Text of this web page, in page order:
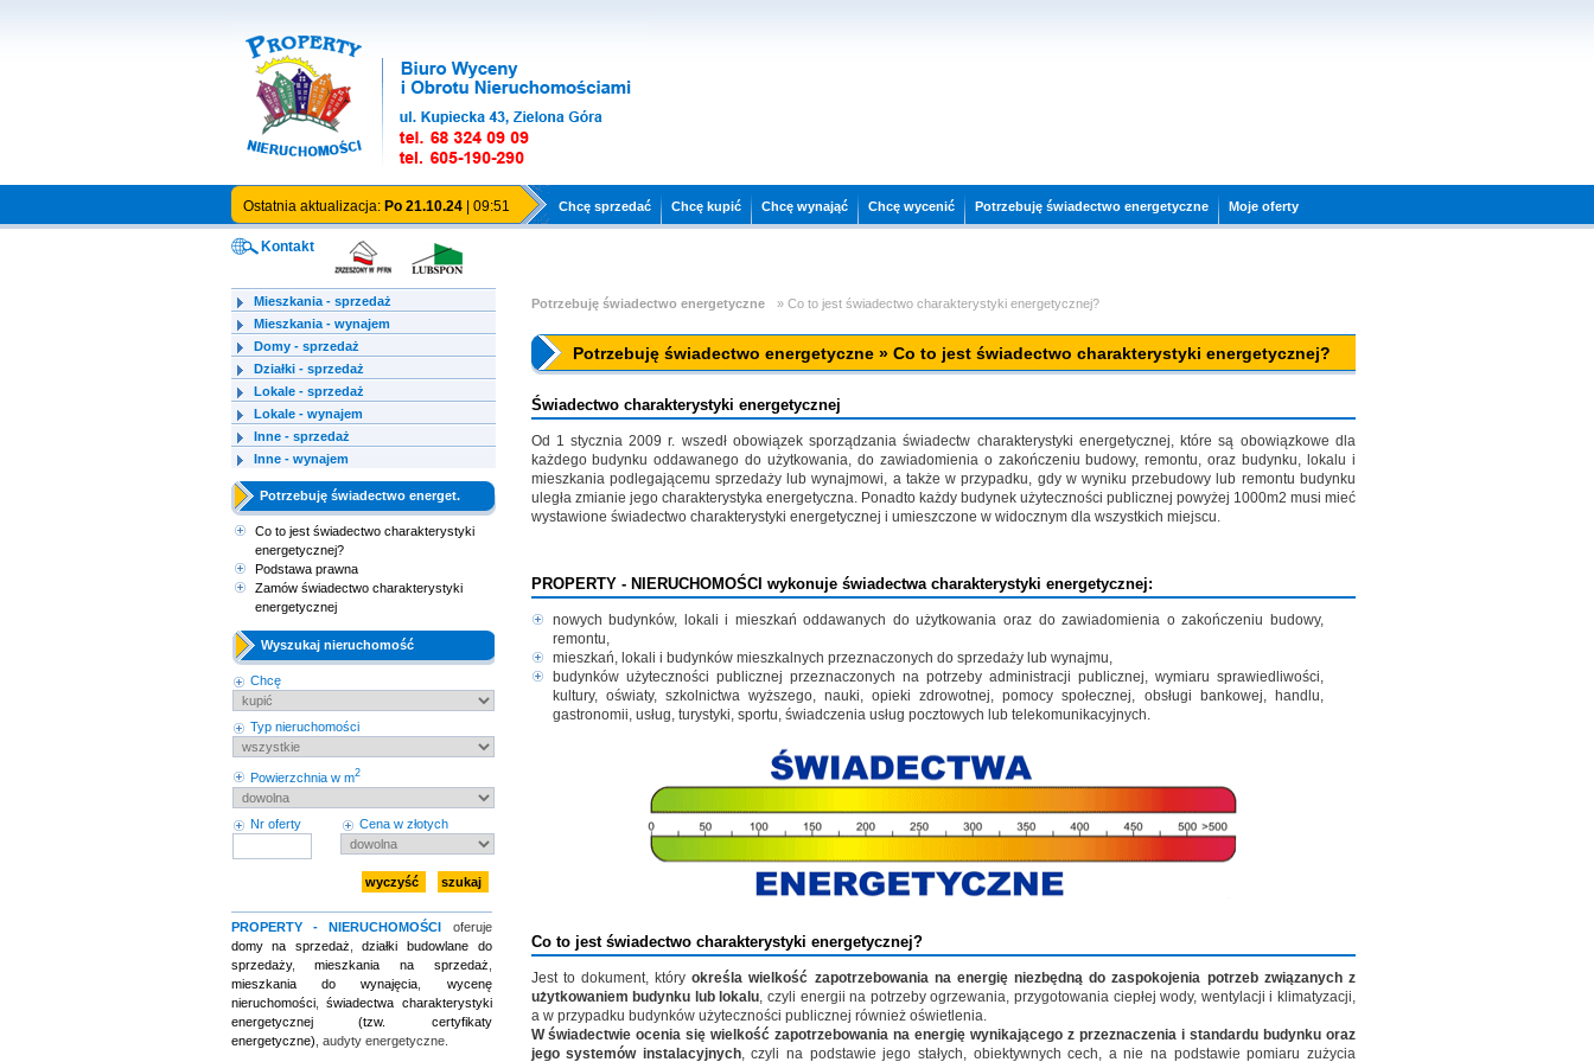
Kontakt
Mieszkania - sprzedaż
Mieszkania - wynajem
Domy - sprzedaż
Działki - sprzedaż
Lokale - sprzedaż
Lokale - wynajem
Inne - sprzedaż
Inne - wynajem
Potrzebuję świadectwo energet.
Co to jest świadectwo charakterystyki
energetycznej?
Podstawa prawna
Zamów świadectwo charakterystyki
energetycznej
Wyszukaj nieruchomość
Chcę
Typ nieruchomości
Powierzchnia w m2
Nr oferty Cena w złotych
PROPERTY - NIERUCHOMOŚCI oferuje
domy na sprzedaż ,działki budowlane do
sprzedaży,mieszkania na sprzedaż
mieszkania do wynajęcia
wycenę
nieruchomości, świadectwa charakterystyki
energetycznej (tzw. certyfikaty
energetyczne) , audyty energetyczne.
Potrzebuję świadectwo energetyczne » Co to jest świadectwo charakterystyki energetycznej?
Potrzebuję świadectwo energetyczne » Co to jest świadectwo charakterystyki energetycznej?
Świadectwo charakterystyki energetycznej
Od 1 stycznia 2009 r. wszedł obowiązek sporządzania świadectw charakterystyki energetycznej, które są obowiązkowe dla
każdego budynku oddawanego do użytkowania, do zawiadomienia o zakończeniu budowy, remontu, oraz budynku, lokalu i
mieszkania podlegającemu sprzedaży lub wynajmowi, a także w przypadku, gdy w wyniku przebudowy lub remontu budynku
uległa zmianie jego charakterystyka energetyczna. Ponadto każdy budynek użyteczności publicznej powyżej 1000m2 musi mieć
wystawione świadectwo charakterystyki energetycznej i umieszczone w widocznym dla wszystkich miejscu.
PROPERTY - NIERUCHOMOŚCI wykonuje świadectwa charakterystyki energetycznej:
nowych budynków, lokali i mieszkań oddawanych do użytkowania oraz do zawiadomienia o zakończeniu budowy,
remontu,
mieszkań, lokali i budynków mieszkalnych przeznaczonych do sprzedaży lub wynajmu,
budynków użyteczności publicznej przeznaczonych na potrzeby administracji publicznej, wymiaru sprawiedliwości,
kultury, oświaty, szkolnictwa wyższego, nauki, opieki zdrowotnej, pomocy społecznej, obsługi bankowej, handlu,
gastronomii, usług, turystyki, sportu, świadczenia usług pocztowych lub telekomunikacyjnych.
Co to jest świadectwo charakterystyki energetycznej?
Jest to dokument, któryokreśla wielkość zapotrzebowania na energię niezbędną do zaspokojenia potrzeb związanych z
użytkowaniem budynku lub lokalu, czyli energii na potrzeby ogrzewania, przygotowania ciepłej wody, wentylacji i klimatyzacji,
a w przypadku budynków użyteczności publicznej również oświetlenia.
W świadectwie ocenia się wielkość zapotrzebowania na energię wynikającego z przeznaczenia i standardu budynku oraz
jego systemów instalacyjnych, czyli na podstawie jego stałych, obiektywnych cech, a nie na podstawie pomiaru zużycia
Ostatnia aktualizacja: Po 21.10.24| 09:51 Chcę sprzedać Chcę kupić Chcę wynająć Chcę wycenić Potrzebuję świadectwo energetyczne Moje oferty